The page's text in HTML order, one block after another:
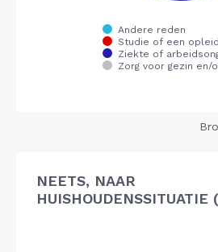
NEETS, NAAR
HUISHOUDENSSITUATIE